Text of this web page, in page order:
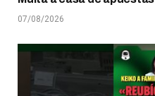
07/08/2026